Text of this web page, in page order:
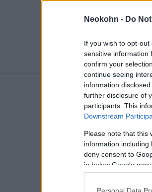
Neokohn - Do
If you wish to opt-
sensitive information
confirm your
continue seeing
information
further disclosure of
participants. This
Downstream
Please note that this
information including
deny consent to
in below Google
Personal Data
Benoit
Négy
holland
A Jewish
reggel